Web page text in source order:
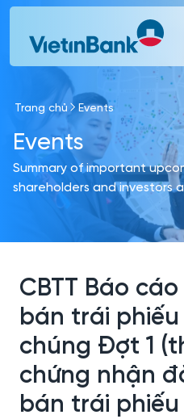
Skip to Main Content
Trang chủ Events
Events
Summary of important
shareholders and investors
CBTT Báo
bán trái
chúng Đợt 1
chứng nhận
bán trái